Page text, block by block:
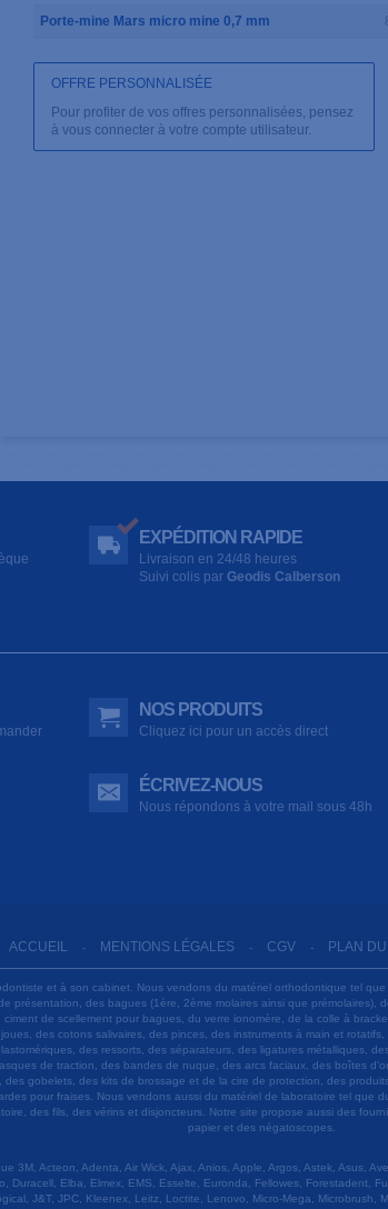
Porte-mine Mars micro mine 0,7 mm
OFFRE PERSONNALISÉE
Pour profiter de vos offres personnalisées, pensez
à vous connecter à votre compte utilisateur.
EXPÉDITION RAPIDE
Livraison en 24/48 heures
Suivi colis par Geodis Calberson
NOS PRODUITS
Cliquez ici pour un accès direct
ÉCRIVEZ-NOUS
Nous répondons à votre mail sous 48h
ACCUEIL - MENTIONS LÉGALES - CGV - PLAN
et à son cabinet. Nous vendons du matériel orthodontique tel
présentation, des bagues (1ère, 2ème molaires ainsi que prémolaires),
de scellement pour bagues, du verre ionomère, de la colle à
des cotons salivaires, des pinces, des instruments à main et
des ressorts, des séparateurs, des ligatures métalliques,
de traction, des bandes de nuque, des arcs faciaux, des boîtes
gobelets, des kits de brossage et de la cire de protection, des
pour fraises. Nous vendons aussi du matériel de laboratoire tel que
des fils, des vérins et disjoncteurs. Notre site propose aussi des
papier et des négatoscopes.
3M, Acteon, Adenta, Air Wick, Ajax, Anios, Apple, Argos, Astek, Asus,
Duracell, Elba, Elmex, EMS, Esselte, Euronda, Fellowes, Forestadent,
J&T, JPC, Kleenex, Leitz, Loctite, Lenovo, Micro-Mega,